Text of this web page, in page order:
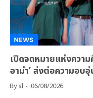
NEWS
เปิดจดหมายแห่งควา
อาม่า’ ส่งต่อความอบ
Bysl 06/08/2026